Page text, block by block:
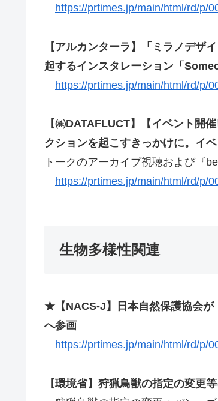
https://prtimes.jp/main/html/rd/p/
【アルカンターラ】「ミラノデザ
起するインスタレーション「
https://prtimes.jp/main/html/rd/p/
【㈱DATAFLUCT】【イベント
クションを起こすきっかけに。イ
トークのアーカイブ視聴および『
https://prtimes.jp/main/html/rd/p/
生物多様性関連
★【NACS-J】日本自然保護協会が
へ参画
https://prtimes.jp/main/html/rd/p/
【環境省】狩猟鳥獣の指定の変更